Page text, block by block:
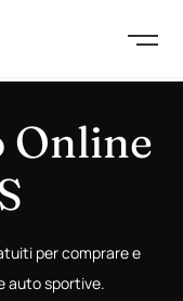
Online
per comprare e
auto sportive.